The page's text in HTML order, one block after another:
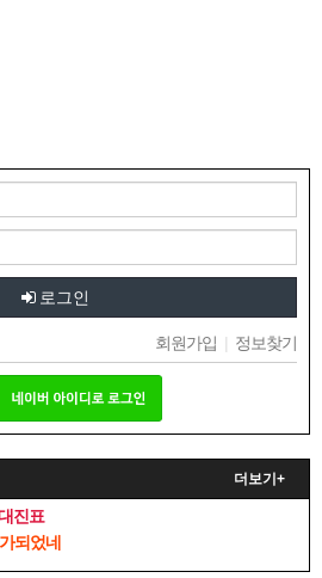
로그인
회원가입 | 정보찾기
더보기+
진표
되었네